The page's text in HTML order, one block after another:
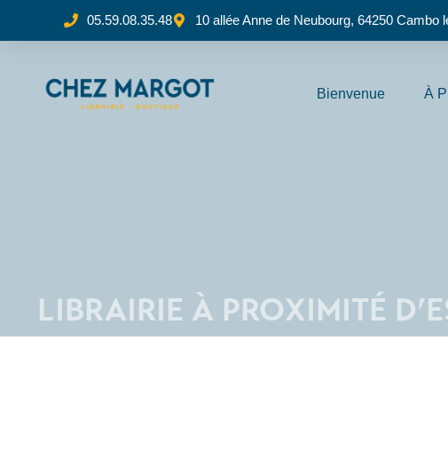
05.59.08.35.48 10 allée Anne de Neubourg, 64250 Cambo
Bienvenue À
LIBRAIRIE À PROXIMITÉ